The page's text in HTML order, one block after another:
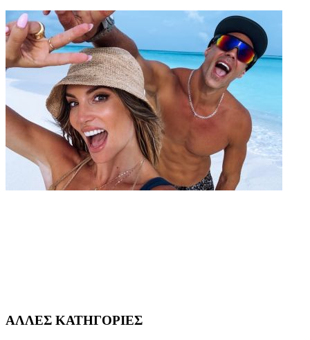
ΑΛΛΕΣ ΚΑΤΗΓΟΡΙΕΣ